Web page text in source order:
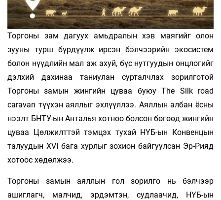
Торгоны зам дагуух амьдралын хэв маягийг олон
зууны турш бүрдүүлж ирсэн бэлчээрийн экосистем
болон нүүдлийн мал аж ахуй, бүс нутгуудын онцлогийг
дэлхий дахинаа таниулан сурталчлах зорилготой
Торгоны замын жингийн цуваа буюу The Silk road
caravan түүхэн аяллыг эхлүүллээ. Аяллын албан ёсны
нээлт БНТУ-ын Анталья хотноо болсон бөгөөд жингийн
цуваа Цөлжилттэй тэмцэх тухай НҮБ-ын Конвенцын
талуудын XVI бага хурлыг зохион байгуулсан Эр-Рияд
хотоос хөдөлжээ.
Торгоны замын аяллын гол зорилго нь бэлчээр
ашиглагч, малчид, эрдэмтэн, судлаачид, НҮБ-ын